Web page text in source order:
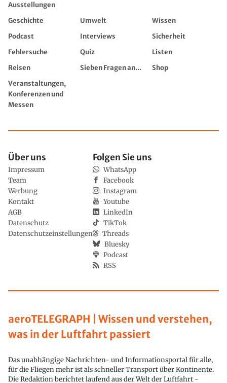
Ausstellungen
Geschichte Umwelt
Wissen
Podcast
Interviews
Sicherheit
Fehlersuche
Quiz
Listen
Reisen
Sieben Fragen an...
Shop
Veranstaltungen,
Konferenzen und
Messen
aeroTELEGRAPH | Wissen und verstehen,
was in der Luftfahrt passiert
Das unabhängige Nachrichten- und Informationsportal für alle,
für die Fliegen mehr ist als schneller Transport über Kontinente.
Die Redaktion berichtet laufend aus der Welt der Luftfahrt -
Über uns
Impressum
Team
Werbung
Kontakt
AGB
Datenschutz
Datenschutzeinstellungen
Folgen Sie uns
WhatsApp
Facebook
Instagram
Youtube
LinkedIn
TikTok
Threads
Bluesky
Podcast
RSS